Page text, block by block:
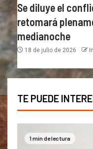
Se diluye el
retomará
medianoche
18 de julio de 2026
TE PUEDE
1 min de lectura